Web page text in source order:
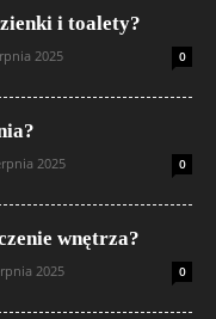
i toalety?
2025 0
2025 0
wnętrza?
2025 0